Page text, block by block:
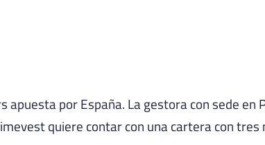
por España. La gestora con sede en
quiere contar con una cartera con tres